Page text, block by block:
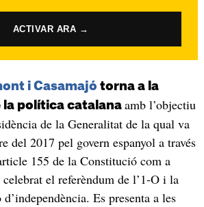
ACTIVAR ARA →
i Casamajó torna a la
la política catalana amb l’objectiu
de la Generalitat de la qual va
del 2017 pel govern espanyol a través
155 de la Constitució com a
el referèndum de l’1-O i la
Es presenta a les